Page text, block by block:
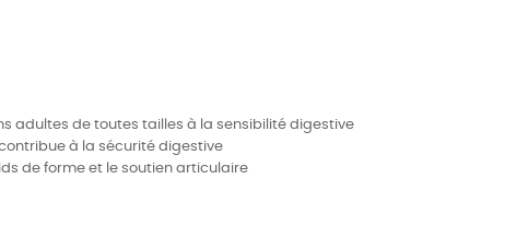
adultes de toutes tailles à la sensibilité digestive
à la sécurité digestive
de forme et le soutien articulaire